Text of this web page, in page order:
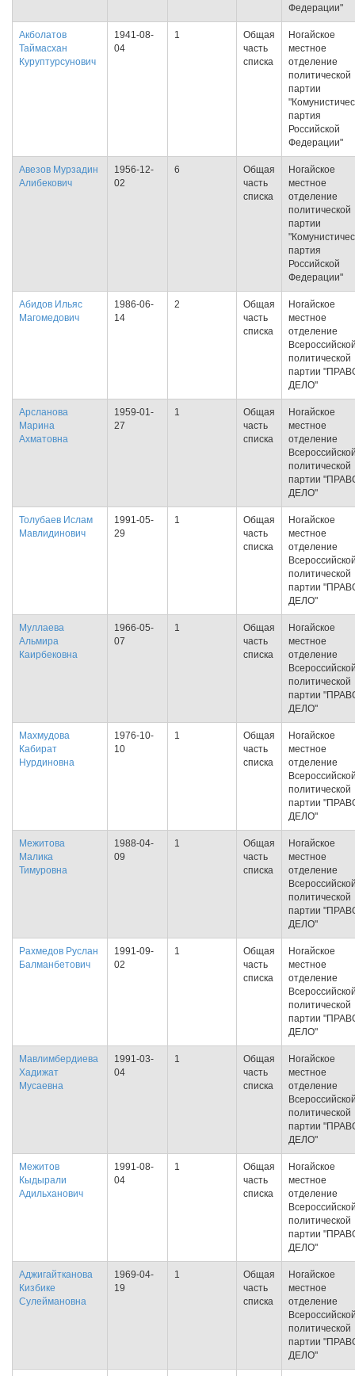
Федерации"
Акболатов
Таймасхан
Куруптурсунович
1941-08-
04
1
Общая
часть
списка
Ногайское
местное
отделение
политической
партии
партия
Российской
Федерации"
Авезов Мурзадин
Алибекович
1956-12-
02
6
Общая
часть
списка
Ногайское
местное
отделение
политической
партии
партия
Российской
Федерации"
Абидов Ильяс
Магомедович
1986-06-
14
2
Общая
часть
списка
Ногайское
местное
отделение
политической
партии
ДЕЛО"
Арсланова
Марина
Ахматовна
1959-01-
27
1
Общая
часть
списка
Ногайское
местное
отделение
политической
партии
ДЕЛО"
Толубаев Ислам
Мавлидинович
1991-05-
29
1
Общая
часть
списка
Ногайское
местное
отделение
политической
партии
ДЕЛО"
Муллаева
Альмира
Каирбековна
1966-05-
07
1
Общая
часть
списка
Ногайское
местное
отделение
политической
партии
ДЕЛО"
Махмудова
Кабират
Нурдиновна
1976-10-
10
1
Общая
часть
списка
Ногайское
местное
отделение
политической
партии
ДЕЛО"
Межитова
Малика
Тимуровна
1988-04-
09
1
Общая
часть
списка
Ногайское
местное
отделение
политической
партии
ДЕЛО"
Рахмедов Руслан
Балманбетович
1991-09-
02
1
Общая
часть
списка
Ногайское
местное
отделение
политической
партии
ДЕЛО"
Мавлимбердиева
Хадижат
Мусаевна
1991-03-
04
1
Общая
часть
списка
Ногайское
местное
отделение
политической
партии
ДЕЛО"
Межитов
Кыдырали
Адильханович
1991-08-
04
1
Общая
часть
списка
Ногайское
местное
отделение
политической
партии
ДЕЛО"
Аджигайтканова
Кизбике
Сулеймановна
1969-04-
19
1
Общая
часть
списка
Ногайское
местное
отделение
политической
партии
ДЕЛО"